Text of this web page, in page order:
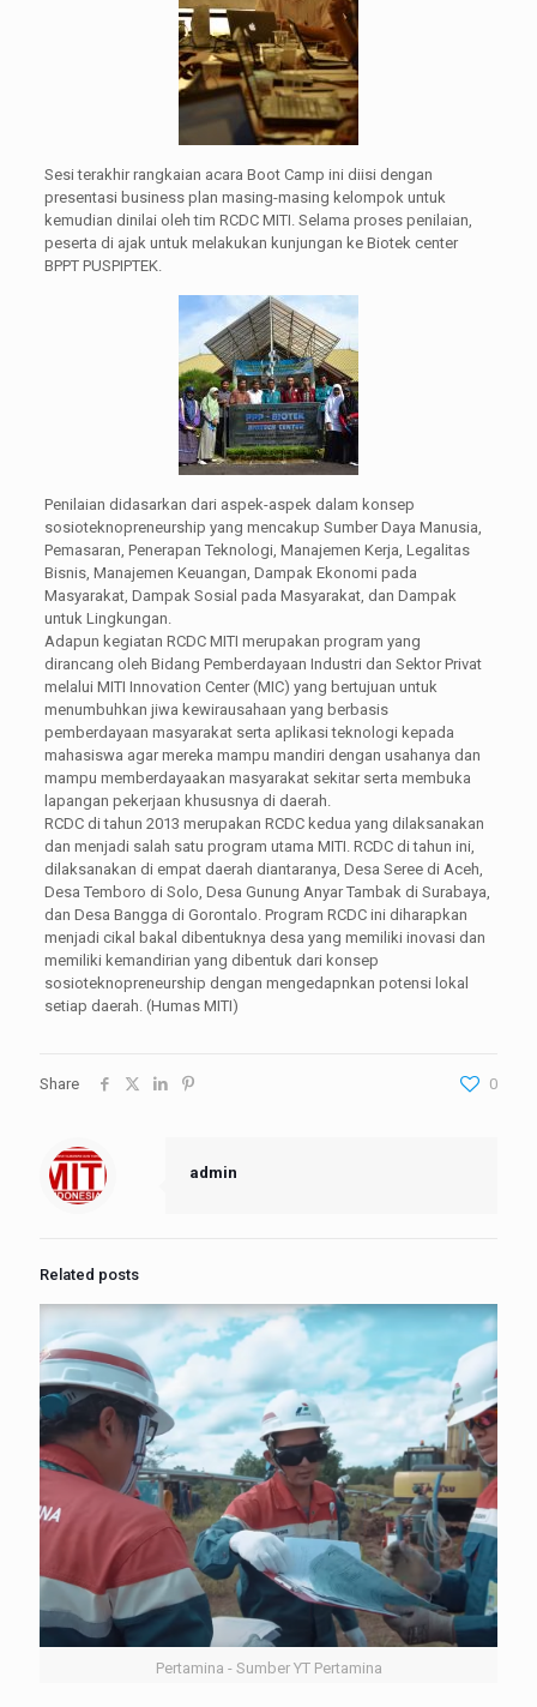
Sesi terakhir rangkaian acara Boot Camp ini diisi dengan
presentasi business plan masing-masing kelompok untuk
kemudian dinilai oleh tim RCDC MITI. Selama proses penilaian,
peserta di ajak untuk melakukan kunjungan ke Biotek center
BPPT PUSPIPTEK.
Penilaian didasarkan dari aspek-aspek dalam konsep
sosioteknopreneurship yang mencakup Sumber Daya Manusia,
Pemasaran, Penerapan Teknologi, Manajemen Kerja, Legalitas
Bisnis, Manajemen Keuangan, Dampak Ekonomi pada
Masyarakat, Dampak Sosial pada Masyarakat, dan Dampak
untuk Lingkungan.
Adapun kegiatan RCDC MITI merupakan program yang
dirancang oleh Bidang Pemberdayaan Industri dan Sektor Privat
melalui MITI Innovation Center (MIC) yang bertujuan untuk
menumbuhkan jiwa kewirausahaan yang berbasis
pemberdayaan masyarakat serta aplikasi teknologi kepada
mahasiswa agar mereka mampu mandiri dengan usahanya dan
mampu memberdayaakan masyarakat sekitar serta membuka
lapangan pekerjaan khususnya di daerah.
RCDC di tahun 2013 merupakan RCDC kedua yang dilaksanakan
dan menjadi salah satu program utama MITI. RCDC di tahun ini,
dilaksanakan di empat daerah diantaranya, Desa Seree di Aceh,
Desa Temboro di Solo, Desa Gunung Anyar Tambak di Surabaya,
dan Desa Bangga di Gorontalo. Program RCDC ini diharapkan
menjadi cikal bakal dibentuknya desa yang memiliki inovasi dan
memiliki kemandirian yang dibentuk dari konsep
sosioteknopreneurship dengan mengedapnkan potensi lokal
setiap daerah. (Humas MITI)
Share 0
admin
Related posts
Pertamina - Sumber YT Pertamina